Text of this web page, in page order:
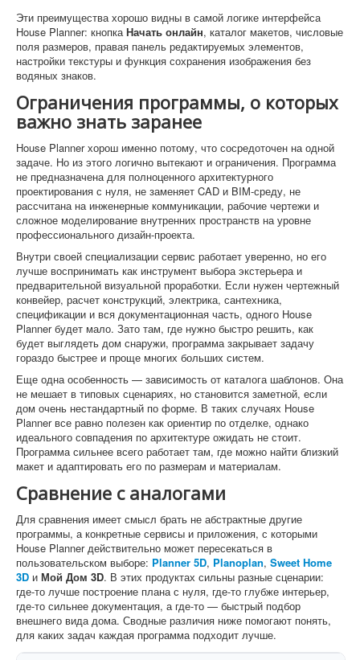
Эти преимущества хорошо видны в самой логике интерфейса
House Planner: кнопка Начать онлайн, каталог макетов, числовые
поля размеров, правая панель редактируемых элементов,
настройки текстуры и функция сохранения изображения без
водяных знаков.
Ограничения программы, о которых
важно знать заранее
House Planner хорош именно потому, что сосредоточен на одной
задаче. Но из этого логично вытекают и ограничения. Программа
не предназначена для полноценного архитектурного
проектирования с нуля, не заменяет CAD и BIM-среду, не
рассчитана на инженерные коммуникации, рабочие чертежи и
сложное моделирование внутренних пространств на уровне
профессионального дизайн-проекта.
Внутри своей специализации сервис работает уверенно, но его
лучше воспринимать как инструмент выбора экстерьера и
предварительной визуальной проработки. Если нужен чертежный
конвейер, расчет конструкций, электрика, сантехника,
спецификации и вся документационная часть, одного House
Planner будет мало. Зато там, где нужно быстро решить, как
будет выглядеть дом снаружи, программа закрывает задачу
гораздо быстрее и проще многих больших систем.
Еще одна особенность — зависимость от каталога шаблонов. Она
не мешает в типовых сценариях, но становится заметной, если
дом очень нестандартный по форме. В таких случаях House
Planner все равно полезен как ориентир по отделке, однако
идеального совпадения по архитектуре ожидать не стоит.
Программа сильнее всего работает там, где можно найти близкий
макет и адаптировать его по размерам и материалам.
Сравнение с аналогами
Для сравнения имеет смысл брать не абстрактные другие
программы, а конкретные сервисы и приложения, с которыми
House Planner действительно может пересекаться в
пользовательском выборе: Planner 5D, Planoplan, Sweet Home
3D и Мой Дом 3D. В этих продуктах сильны разные сценарии:
где-то лучше построение плана с нуля, где-то глубже интерьер,
где-то сильнее документация, а где-то — быстрый подбор
внешнего вида дома. Сводные различия ниже помогают понять,
для каких задач каждая программа подходит лучше.